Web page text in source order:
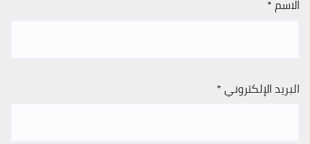
الاسم*
البريد الإلكتروني*